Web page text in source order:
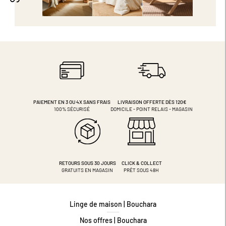
PAIEMENT EN 3 OU 4XSANS FRAIS
100% SÉCURISÉ
LIVRAISON OFFERTE DÈS 120€
DOMICILE - POINT RELAIS - MAGASIN
RETOURS SOUS 30 JOURS
GRATUITS EN MAGASIN
CLICK & COLLECT
PRÊT SOUS 48H
Linge de maison | Bouchara
Nos offres | Bouchara